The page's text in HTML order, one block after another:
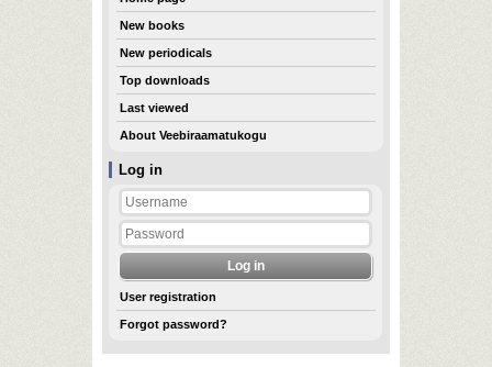
Log in
User registration
Forgot password?
New books
New periodicals
Top downloads
Last viewed
About Veebiraamatukogu